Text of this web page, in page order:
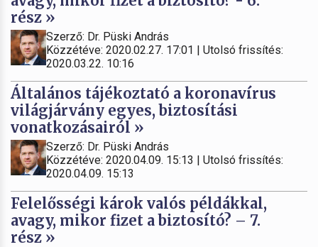
rész »
Szerző: Dr. Püski András
Közzétéve: 2020.02.27. 17:01 | Utolsó frissítés:
2020.03.22. 10:16
Általános tájékoztató a koronavírus
világjárvány egyes, biztosítási
vonatkozásairól »
Szerző: Dr. Püski András
Közzétéve: 2020.04.09. 15:13 | Utolsó frissítés:
2020.04.09. 15:13
Felelősségi károk valós példákkal,
avagy, mikor fizet a biztosító? – 7.
rész »